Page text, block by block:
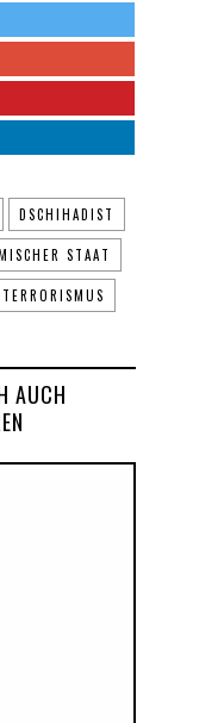
DSCHIHADIST
STAAT
TERRORISMUS
AUCH